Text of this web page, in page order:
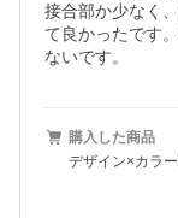
接合部か少なく
て良かったです
ないです。
購入した商品
デザイン×カラ